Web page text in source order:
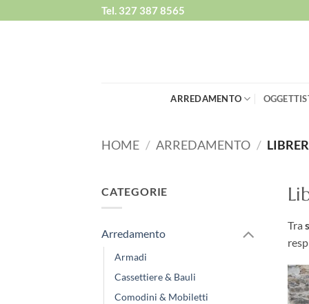
ai
Tel. 327 387 8565
ARREDAMENTO
HOME / ARREDAMENTO /
CATEGORIE
Arredamento
Armadi
Cassettiere & Bauli
Comodini & Mobiletti
Tra